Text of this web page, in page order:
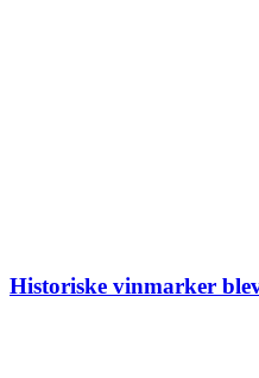
Historiske vinmarker